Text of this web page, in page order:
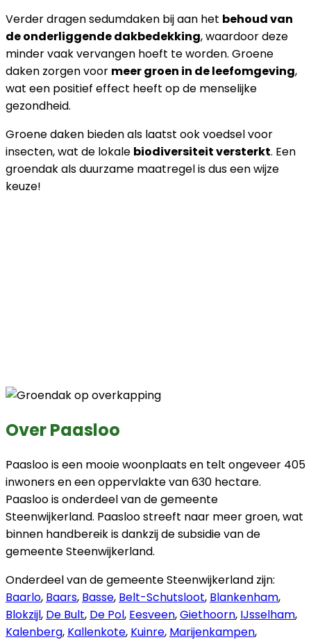
Verder dragen sedumdaken bij aan het behoud van
de onderliggende dakbedekking, waardoor deze
minder vaak vervangen hoeft te worden. Groene
daken zorgen voor meer groen in de leefomgeving,
wat een positief effect heeft op de menselijke
gezondheid.
Groene daken bieden als laatst ook voedsel voor
insecten, wat de lokale biodiversiteit versterkt. Een
groendak als duurzame maatregel is dus een wijze
keuze!
Over Paasloo
Paasloo is een mooie woonplaats en telt ongeveer 405
inwoners en een oppervlakte van 630 hectare.
Paasloo is onderdeel van de gemeente
Steenwijkerland. Paasloo streeft naar meer groen, wat
binnen handbereik is dankzij de subsidie van de
gemeente Steenwijkerland.
Onderdeel van de gemeente Steenwijkerland zijn:
Baarlo, Baars, Basse, Belt-Schutsloot, Blankenham,
Blokzijl, De Bult, De Pol, Eesveen,Giethoorn, IJsselham,
Kalenberg, Kallenkote, Kuinre, Marijenkampen,